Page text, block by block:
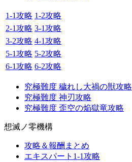
1-1攻略 1-2攻略
2-1攻略 3-1攻略
3-2攻略 4-1攻略
5-1攻略 5-2攻略
6-1攻略 6-2攻略
究極難度 穢れし大禍の獣攻略
究極難度 神刃攻略
究極難度 歪空の焔獄竜攻略
想滅ノ零機構
攻略＆報酬まとめ
エキスパート1-1攻略